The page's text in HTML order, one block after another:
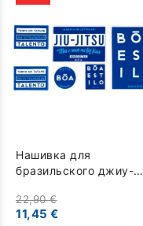
Нашивка для
бразильского джиу-
Nosso Estilo - синий
22,90 €
11,45 €